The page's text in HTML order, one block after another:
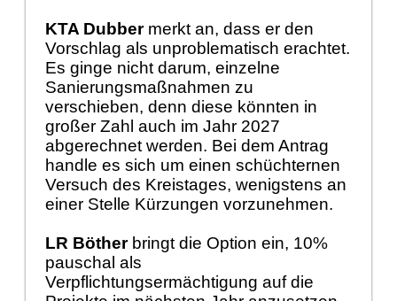
KTA Dubbermerkt an, dass er den
Vorschlag als unproblematisch erachtet.
Es ginge nicht darum, einzelne
Sanierungsmaßnahmen zu
verschieben, denn diese könnten in
großer Zahl auch im Jahr 2027
abgerechnet werden. Bei dem Antrag
handle es sich um einen schüchternen
Versuch des Kreistages, wenigstens an
einer Stelle Kürzungen vorzunehmen.
LR Bötherbringt die Option ein, 10%
pauschal als
Verpflichtungsermächtigung auf die